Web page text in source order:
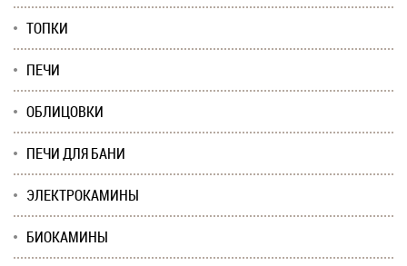
ТОПКИ
ПЕЧИ
ОБЛИЦОВКИ
ПЕЧИ ДЛЯ БАНИ
ЭЛЕКТРОКАМИНЫ
БИОКАМИНЫ